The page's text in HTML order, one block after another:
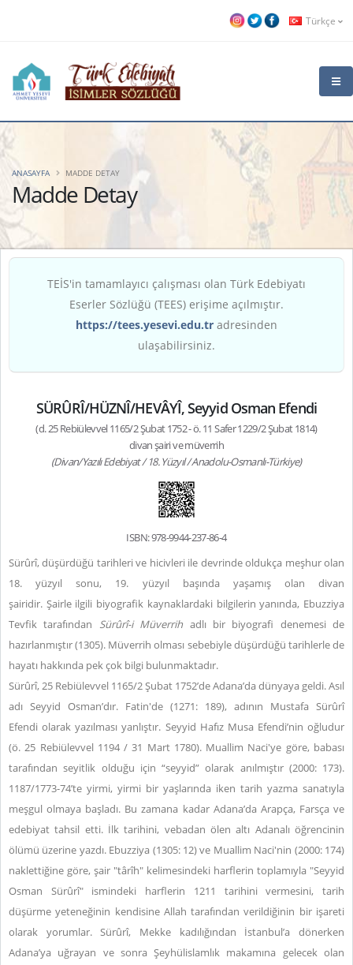
Türkçe
Madde Detay
ANASAYFA MADDE DETAY
TEİS'in tamamlayıcı çalışması olan Türk Edebiyatı
Eserler Sözlüğü (TEES) erişime açılmıştır.
https://tees.yesevi.edu.tr adresinden
ulaşabilirsiniz.
SÜRÛRÎ/HÜZNÎ/HEVÂYÎ, Seyyid Osman Efendi
(d. 25 Rebiülevvel 1165/2 Şubat 1752 - ö. 11 Safer 1229/2 Şubat 1814)
divan şairi ve müverrih
(Divan/Yazılı Edebiyat / 18. Yüzyıl / Anadolu-Osmanlı-Türkiye)
ISBN: 978-9944-237-86-4
Sürûrî, düşürdüğü tarihleri ve hicivleri ile devrinde oldukça meşhur olan
18. yüzyıl sonu, 19. yüzyıl başında yaşamış olan divan
şairidir. Şairle ilgili biyografik kaynaklardaki bilgilerin yanında, Ebuzziya
Tevfik tarafından Sürûrî-i Müverrih adlı bir biyografi denemesi de
hazırlanmıştır (1305). Müverrih olması sebebiyle düşürdüğü tarihlerle de
hayatı hakkında pek çok bilgi bulunmaktadır.
Sürûrî, 25 Rebiülevvel 1165/2 Şubat 1752’de Adana’da dünyaya geldi. Asıl
adı Seyyid Osman’dır. Fatin'de (1271: 189), adının Mustafa Sürûrî
Efendi olarak yazılması yanlıştır. Seyyid Hafız Musa Efendi’nin oğludur
(ö. 25 Rebiülevvel 1194 / 31 Mart 1780). Muallim Naci'ye göre, babası
tarafından seyitlik olduğu için “seyyid” olarak anılmıştır (2000: 173).
1187/1773-74’te yirmi, yirmi bir yaşlarında iken tarih yazma sanatıyla
meşgul olmaya başladı. Bu zamana kadar Adana’da Arapça, Farsça ve
edebiyat tahsil etti. İlk tarihini, vebadan ölen altı Adanalı öğrencinin
ölümü üzerine yazdı. Ebuzziya (1305: 12) ve Muallim Naci'nin (2000: 174)
naklettiğine göre, şair "târîh" kelimesindeki harflerin toplamıyla "Seyyid
Osman Sürûrî" ismindeki harflerin 1211 tarihini vermesini, tarih
düşürme yeteneğinin kendisine Allah tarafından verildiğinin bir işareti
olarak yorumlar. Sürûrî, Mekke kadılığından İstanbul’a dönerken
Adana’ya uğrayan ve sonra Şeyhülislamlık makamına gelecek olan